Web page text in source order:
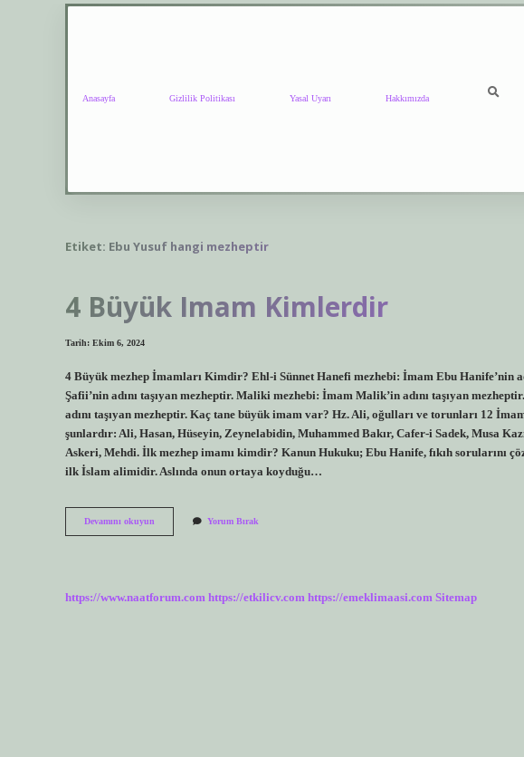
Anasayfa Gizlilik Politikası Yasal Uyarı Hakkımızda
Etiket: Ebu Yusuf hangi mezheptir
4 Büyük Imam Kimlerdir
Tarih: Ekim 6, 2024
4 Büyük mezhep İmamları Kimdir? Ehl-i Sünnet Hanefi mezhebi: İmam Ebu Hanife’nin
Şafii’nin adını taşıyan mezheptir. Maliki mezhebi: İmam Malik’in adını taşıyan
adını taşıyan mezheptir. Kaç tane büyük imam var? Hz. Ali, oğulları ve torunları 12
şunlardır: Ali, Hasan, Hüseyin, Zeynelabidin, Muhammed Bakır, Cafer-i Sadek, Musa
Askeri, Mehdi. İlk mezhep imamı kimdir? Kanun Hukuku; Ebu Hanife, fıkıh sorularını
ilk İslam alimidir. Aslında onun ortaya koyduğu…
Devamını okuyun
Büyük
Yorum Bırak
https://www.naatforum.com https://etkilicv.com https://emeklimaasi.com Sitemap